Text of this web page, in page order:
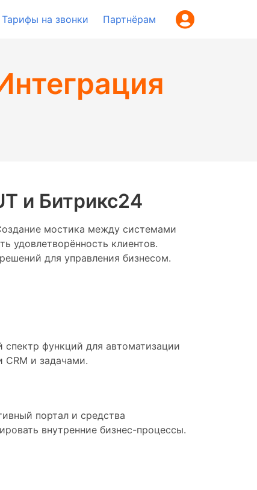
Тарифы на звонки Партнёрам
и Битрикс24
мостика между системами
удовлетворённость клиентов.
для управления бизнесом.
функций для автоматизации
CRM и задачами.
портал и средства
внутренние бизнес-процессы.